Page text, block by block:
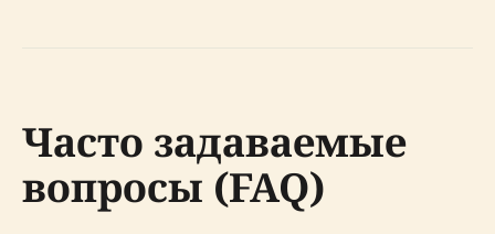
Часто задаваемые
вопросы (FAQ)